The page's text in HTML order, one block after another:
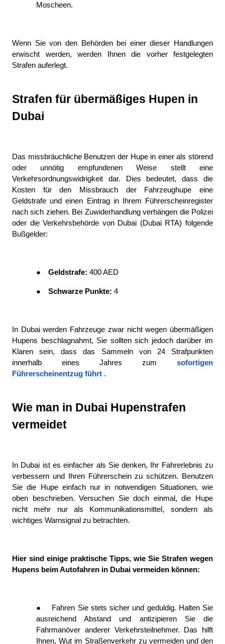
Moscheen.
Wenn Sie von den Behörden bei einer dieser Handlungen
erwischt werden, werden Ihnen die vorher festgelegten
Strafen auferlegt.
Strafen für übermäßiges Hupen in
Dubai
Das missbräuchliche Benutzen der Hupe in einer als störend
oder unnötig empfundenen Weise stellt eine
Verkehrsordnungswidrigkeit dar. Dies bedeutet, dass die
Kosten für den Missbrauch der Fahrzeughupe eine
Geldstrafe und einen Eintrag in Ihrem Führerscheinregister
nach sich ziehen. Bei Zuwiderhandlung verhängen die Polizei
oder die Verkehrsbehörde von Dubai (Dubai RTA) folgende
Bußgelder:
● Geldstrafe: 400 AED
● Schwarze Punkte: 4
In Dubai werden Fahrzeuge zwar nicht wegen übermäßigen
Hupens beschlagnahmt, Sie sollten sich jedoch darüber im
Klaren sein, dass das Sammeln von 24 Strafpunkten
innerhalb eines Jahres zum
sofortigen
Führerscheinentzug führt .
Wie man in Dubai Hupenstrafen
vermeidet
In Dubai ist es einfacher als Sie denken, Ihr Fahrerlebnis zu
verbessern und Ihren Führerschein zu schützen. Benutzen
Sie die Hupe einfach nur in notwendigen Situationen, wie
oben beschrieben. Versuchen Sie doch einmal, die Hupe
nicht mehr nur als Kommunikationsmittel, sondern als
wichtiges Warnsignal zu betrachten.
Hier sind einige praktische Tipps, wie Sie Strafen wegen
Hupens beim Autofahren in Dubai vermeiden können:
●
Fahren Sie stets sicher und geduldig. Halten Sie
ausreichend Abstand und antizipieren Sie die
Fahrmanöver anderer Verkehrsteilnehmer. Das hilft
Ihnen, Wut im Straßenverkehr zu vermeiden und den